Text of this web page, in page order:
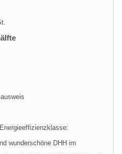
wunderschöne DHH im